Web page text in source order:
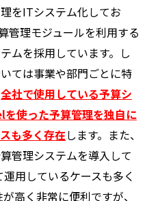
をITシステム化してお
管理モジュールを利用する
ムを採用しています。し
ては事業や部門ごとに特
全社で使用している予算シ
を使った予算管理を独自に
も多く存在します。また、
管理システムを導入して
用しているケースも多く
高く非常に便利ですが、